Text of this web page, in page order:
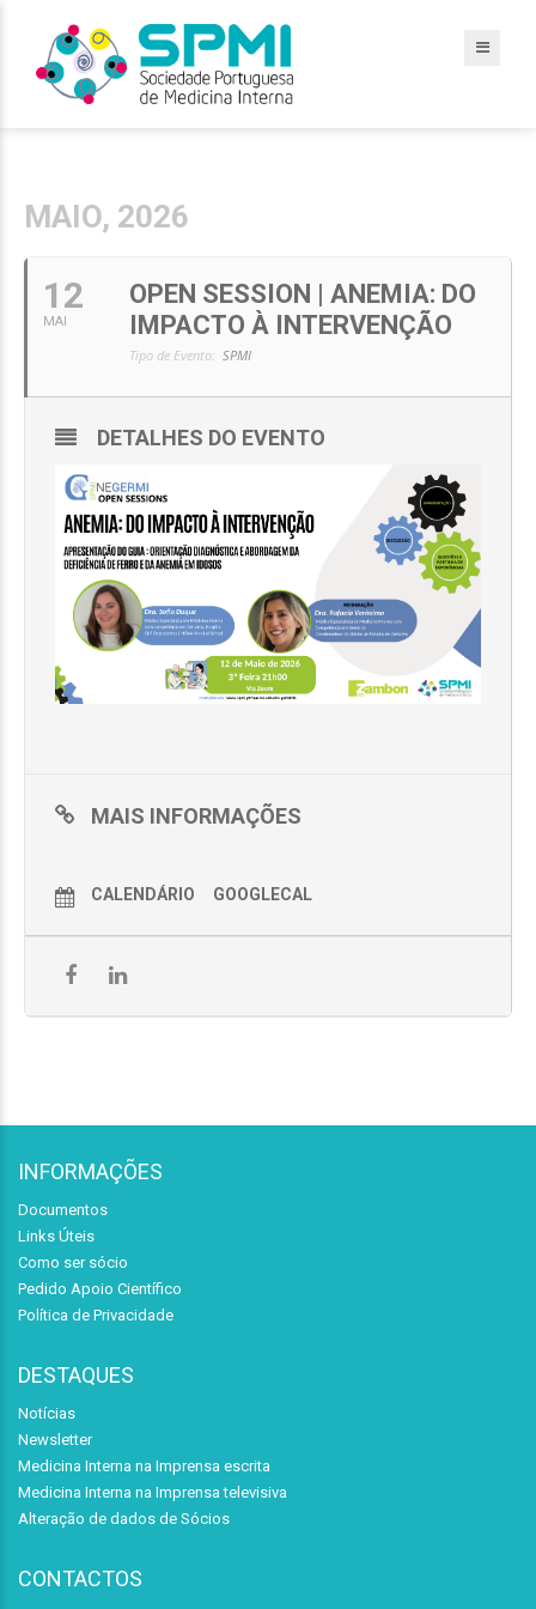
MAIO, 2026
12
MAI
OPEN SESSION | ANEMIA: DO
IMPACTO À INTERVENÇÃO
Tipo de Evento: SPMI
DETALHES DO EVENTO
MAIS INFORMAÇÕES
CALENDÁRIO GOOGLECAL
INFORMAÇÕES
Documentos
Links Úteis
Como ser sócio
Pedido Apoio Científico
Política de Privacidade
DESTAQUES
Notícias
Newsletter
Medicina Interna na Imprensa escrita
Medicina Interna na Imprensa televisiva
Alteração de dados de Sócios
CONTACTOS